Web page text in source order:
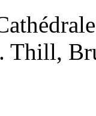
Thill,